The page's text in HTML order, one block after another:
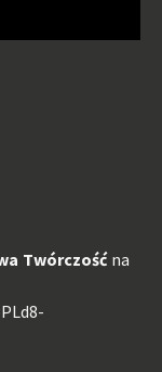
Twórczośćna